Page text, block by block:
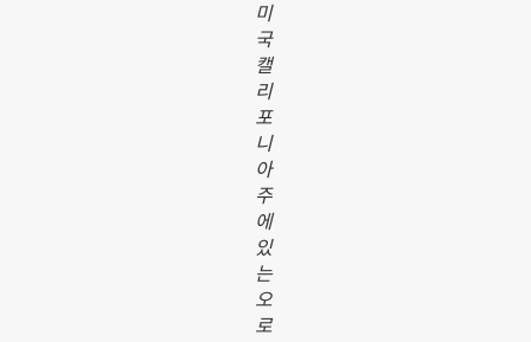
미
국
캘
리
포
니
아
주
에
있
는
오
로